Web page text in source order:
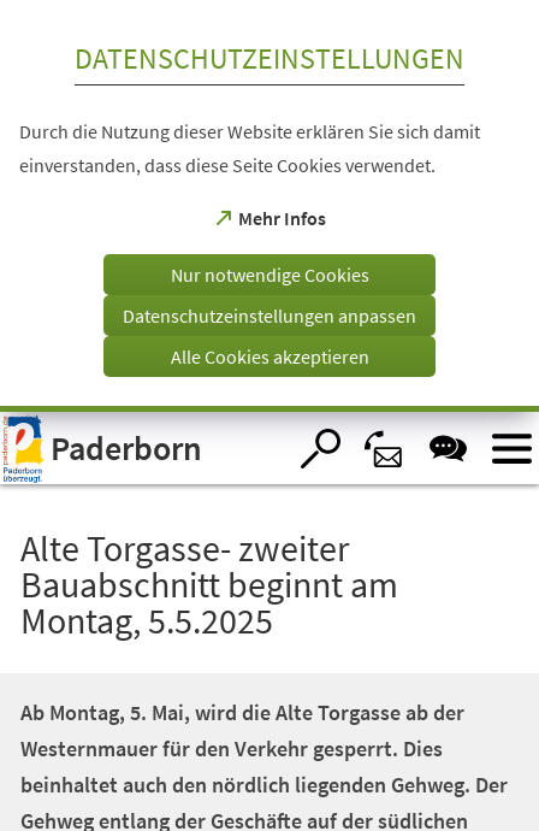
Visuelle
Assistenzsoftware
öffnen.
DATENSCHUTZEINSTELLUNGEN
Durch die Nutzung dieser Website erklären Sie sich damit
einverstanden, dass diese Seite Cookies verwendet.
Mehr Infos
(Öffnet
einem
Tab)
Nur notwendige Cookies
Datenschutzeinstellungen anpassen
Alle Cookies akzeptieren
Paderborn
Alte Torgasse- zweiter
Bauabschnitt beginnt am
Montag, 5.5.2025
Ab Montag, 5. Mai, wird die Alte Torgasse ab der
Westernmauer für den Verkehr gesperrt. Dies
beinhaltet auch den nördlich liegenden Gehweg. Der
Gehweg entlang der Geschäfte auf der südlichen